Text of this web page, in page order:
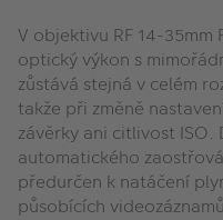
V objektivu RF 14-35mm
optický výkon s
zůstává stejná v celém
takže při změně
závěrky ani citlivost
automatického
předurčen k natáčení
působících